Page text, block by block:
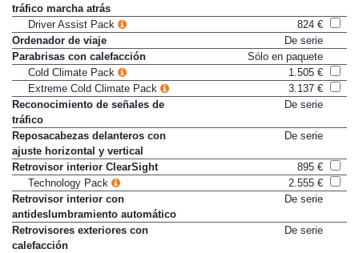
tráfico marcha atrás
Driver Assist Pack
824 €
Ordenador de viaje
De serie
Parabrisas con calefacción
Sólo en paquete
Cold Climate Pack
1.505 €
Extreme Cold Climate Pack
3.137 €
Reconocimiento de señales de
tráfico
De serie
Reposacabezas delanteros con
ajuste horizontal y vertical
De serie
Retrovisor interior ClearSight
895 €
Technology Pack
2.555 €
Retrovisor interior con
antideslumbramiento automático
De serie
Retrovisores exteriores con
calefacción
De serie